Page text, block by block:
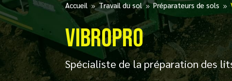
Accueil 9 Travail du sol 9 Préparateurs de sols 9
Vibropro
Spécialiste de la préparation des